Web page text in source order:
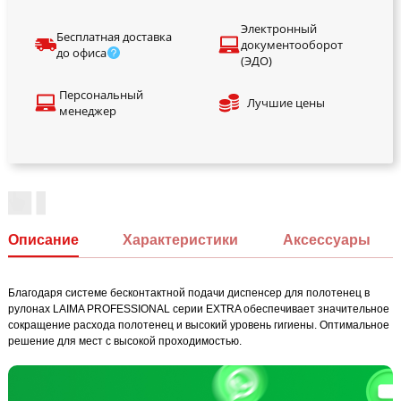
Бесплатная доставка
до офиса
Электронный
документооборот
(ЭДО)
Персональный
менеджер
Лучшие цены
Описание Характеристики Аксессуары
Благодаря системе бесконтактной подачи диспенсер для полотенец в
рулонах LAIMA PROFESSIONAL серии EXTRA обеспечивает значительное
сокращение расхода полотенец и высокий уровень гигиены. Оптимальное
решение для мест с высокой проходимостью.